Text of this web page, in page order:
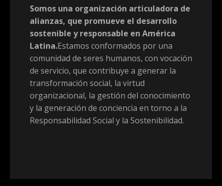
Somos una organización articuladora de
alianzas, que promueve el desarrollo
sostenible y responsable en América
Latina.Estamos conformados por una
comunidad de seres humanos, con vocación
de servicio, que contribuye a generar la
transformación social, la virtud
organizacional, la gestión del conocimiento
y la generación de conciencia en torno a la
Responsabilidad Social y la Sostenibilidad.